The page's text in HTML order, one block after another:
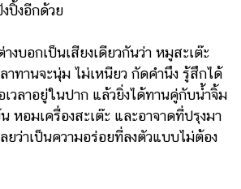
ปิ้งอีกด้วย
กเป็นเสียงเดียวกันว่า หมูสะเต๊ะ
าทานจะนุ่ม ไม่เหนียว กัดคำนึง รู้สึกได้
เวลาอยู่ในปาก แล้วยิ่งได้ทานคู่กับน้ำจิ้ม
หอมเครื่องสะเต๊ะ และอาจาดที่ปรุงมา
ว่าเป็นความอร่อยที่ลงตัวแบบไม่ต้อง